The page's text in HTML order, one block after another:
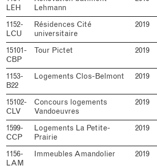
LEH
Lehmann
1152-
LCU
Résidences Cité
universitaire
2019
15101-
CBP
Tour Pictet 2019
1153-
B22
Logements Clos-Belmont 2019
15102-
CLV
Concours logements
Vandoeuvres
2019
1599-
CCP
Logements La Petite-
Prairie
2019
1156-
LAM
Immeubles Amandolier 2019